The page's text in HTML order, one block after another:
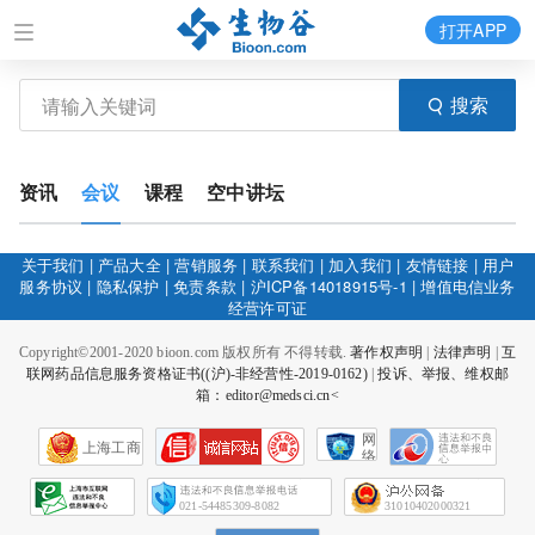
搜索
打开APP
资讯 会议 课程 空中讲坛
关于我们 | 产品大全|营销服务 | 联系我们 | 加入我们 | 友情链接 | 用户
服务协议 | 隐私保护 |免责条款 | 沪ICP备14018915号-1 |增值电信业务
经营许可证
Copyright©2001-2020 bioon.com 版权所有 不得转载.著作权声明 法律声明
互
联网药品信息服务资格证书((沪)-非经营性-2019-0162)|投诉、举报、维权邮
箱：editor@medsci.cn<
上海工商
网
络
会
征
021-54485309-8082 31010402000321